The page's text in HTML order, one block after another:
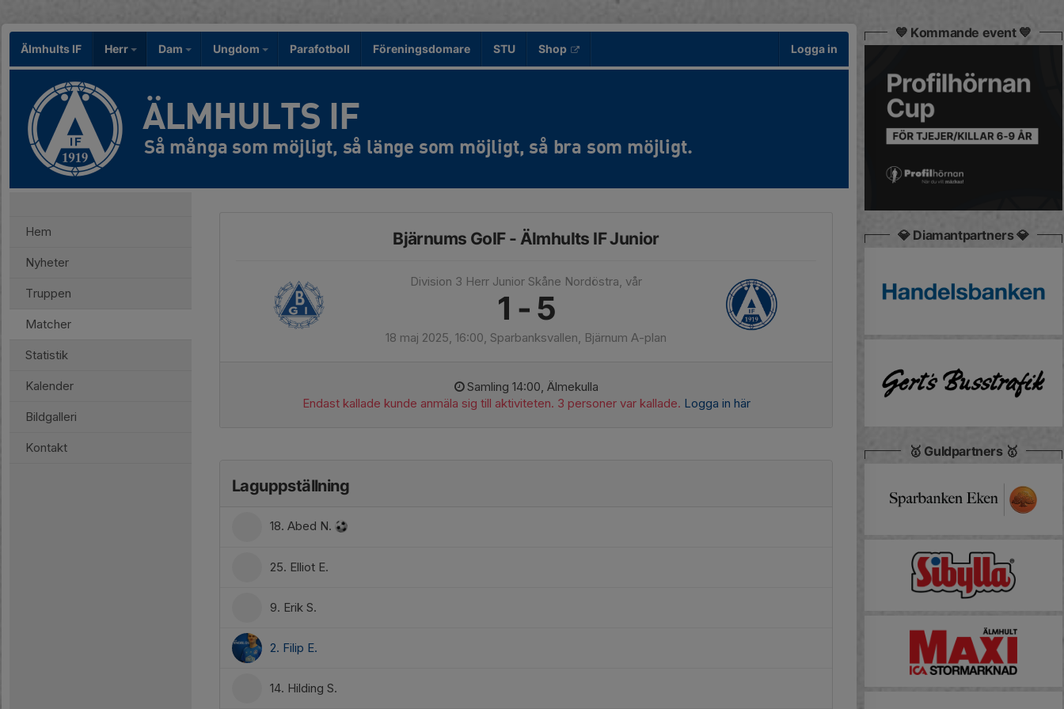
Älmhults IF Herr Dam Ungdom Parafotboll Föreningsdomare STU Shop Logga in
ÄLMHULTS IF
Hem
Nyheter
Truppen
Matcher
Statistik
Kalender
Bildgalleri
Kontakt
Bjärnums GoIF - Älmhults IF Junior
Division 3 Herr Junior Skåne Nordöstra, vår
1 - 5
18 maj 2025, 16:00, Sparbanksvallen, Bjärnum A-plan
Samling 14:00, Älmekulla
Endast kallade kunde anmäla sig till aktiviteten. 3 personer var kallade. Logga in här
Laguppställning
18. Abed N.
25. Elliot E.
9. Erik S.
2. Filip E.
14. Hilding S.
💙 Kommande event 💙
💎 Diamantpartners 💎
🥇 Guldpartners 🥇